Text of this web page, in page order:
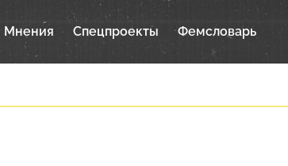
Мнения Спецпроекты Фемсловарь